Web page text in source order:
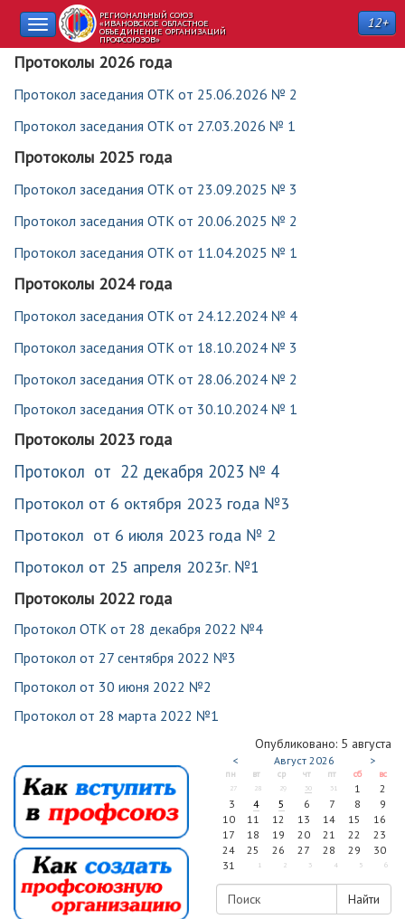
РЕГИОНАЛЬНЫЙ СОЮЗ
«ИВАНОВСКОЕ ОБЛАСТНОЕ
ОБЪЕДИНЕНИЕ ОРГАНИЗАЦИЙ
ПРОФСОЮЗОВ»
12+
Toggle
navigation
Протоколы 2026 года
Протокол заседания ОТК от 25.06.2026 № 2
Протокол заседания ОТК от 27.03.2026 № 1
Протоколы 2025 года
Протокол заседания ОТК от 23.09.2025 № 3
Протокол заседания ОТК от 20.06.2025 № 2
Протокол заседания ОТК от 11.04.2025 № 1
Протоколы 2024 года
Протокол заседания ОТК от 24.12.2024 № 4
Протокол заседания ОТК от 18.10.2024 № 3
Протокол заседания ОТК от 28.06.2024 № 2
Протокол заседания ОТК от 30.10.2024 № 1
Протоколы 2023 года
Протокол от 22 декабря 2023 № 4
Протокол от 6 октября 2023 года №3
Протокол от 6 июля 2023 года № 2
Протокол от 25 апреля 2023г. №1
Протоколы 2022 года
Протокол ОТК от 28 декабря 2022 №4
Протокол от 27 сентября 2022 №3
Протокол от 30 июня 2022 №2
Протокол от 28 марта 2022 №1
Опубликовано: 5 августа
< Август 2026 >
пн вт ср чт пт сб вс
27 28 29 30 31 1
2
3
4 5 6 7 8
9
10
11 12 13 14 15
16
17
18 19 20 21 22
23
24
25 26 27 28 29
30
31
1 2 3 4 5 6
Найти